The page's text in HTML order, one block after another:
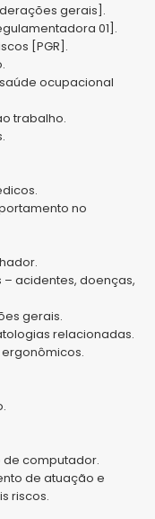
gerais].
01].
[PGR].
ocupacional
trabalho.
no
acidentes, doenças,
gerais.
relacionadas.
de computador.
de atuação e
riscos.